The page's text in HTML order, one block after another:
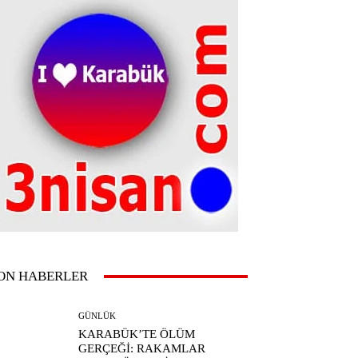
HABERLER
GÜNLÜK
KARABÜK’TE ÖLÜM
GERÇEĞİ: RAKAMLAR